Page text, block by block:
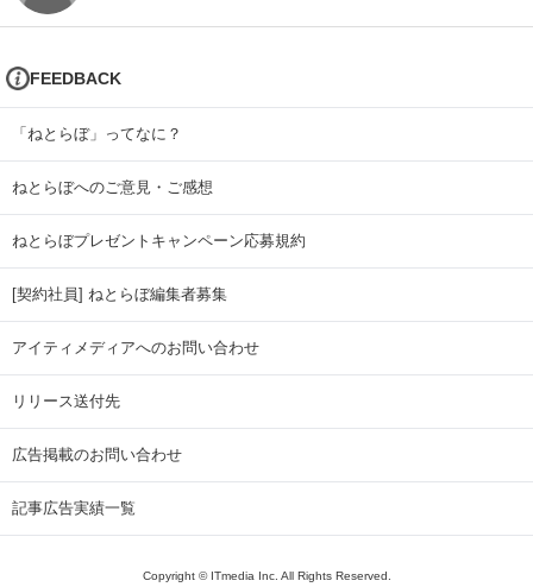
FEEDBACK
「ねとらぼ」ってなに？
ねとらぼへのご意見・ご感想
ねとらぼプレゼントキャンペーン応募規約
[契約社員] ねとらぼ編集者募集
アイティメディアへのお問い合わせ
リリース送付先
広告掲載のお問い合わせ
記事広告実績一覧
Copyright © ITmedia Inc. All Rights Reserved.